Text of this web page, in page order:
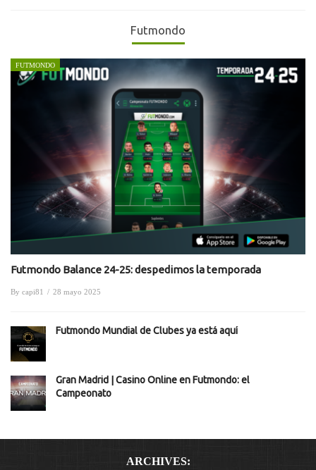
Futmondo
FUTMONDO
Futmondo Balance 24-25: despedimos la temporada
By capi81 / 28 mayo 2025
Futmondo Mundial de Clubes ya está aquí
Gran Madrid | Casino Online en Futmondo: el
Campeonato
ARCHIVES: